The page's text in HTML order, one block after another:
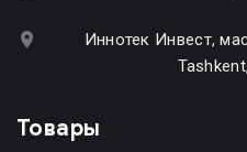
Иннотек Инвест,
Товары